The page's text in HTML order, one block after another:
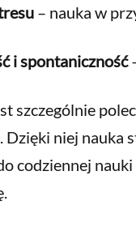
– nauka w
i spontaniczność
szczególnie
Dzięki niej nauka
codziennej